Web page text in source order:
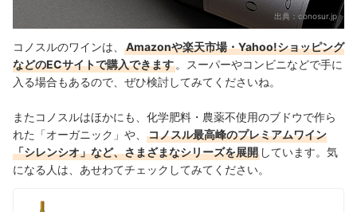
出典： conosur.jp
コノスルのワインは、
Amazonや楽天市場・Yahoo!ショッピング
などのECサイトで購入できます 。スーパーやコンビニなどで手に
入る場合もあるので、ぜひ検討してみてくださいね。
またコノスルはほかにも、化学肥料・農薬不使用のブドウで作ら
れた「オーガニック」や、
コノスル最高峰のプレミアムワイン
「シレンシオ」など、さまざまなシリーズを展開 しています。気
になる人は、 あせわてチェックしてみてください。